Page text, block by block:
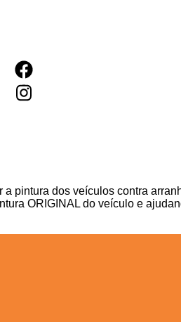
pintura dos veículos contra
ORIGINAL do veículo e